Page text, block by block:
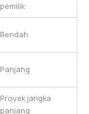
pemilik
Rendah
Panjang
Proyek jangka
panjang